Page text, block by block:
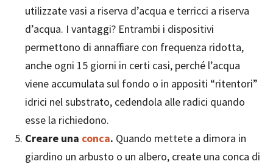
utilizzate vasi a riserva d’acqua e terricci a riserva
d’acqua. I vantaggi? Entrambi i dispositivi
permettono di annaffiare con frequenza ridotta,
anche ogni 15 giorni in certi casi, perché l’acqua
viene accumulata sul fondo o in appositi “ritentori”
idrici nel substrato, cedendola alle radici quando
esse la richiedono.
Creare una conca. Quando mettete a dimora in
giardino un arbusto o un albero, create una conca di